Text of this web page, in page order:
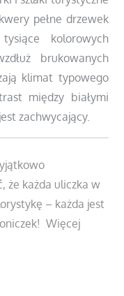
pełne drzewek
kolorowych
brukowanych
klimat typowego
między białymi
zachwycający.
że każda uliczka w
– każda jest
Więcej